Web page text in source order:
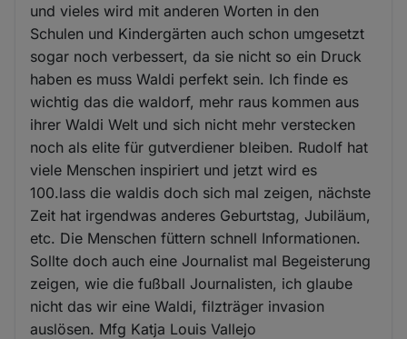
und vieles wird mit anderen Worten in den
Schulen und Kindergärten auch schon umgesetzt
sogar noch verbessert, da sie nicht so ein Druck
haben es muss Waldi perfekt sein. Ich finde es
wichtig das die waldorf, mehr raus kommen aus
ihrer Waldi Welt und sich nicht mehr verstecken
noch als elite für gutverdiener bleiben. Rudolf hat
viele Menschen inspiriert und jetzt wird es
100.lass die waldis doch sich mal zeigen, nächste
Zeit hat irgendwas anderes Geburtstag, Jubiläum,
etc. Die Menschen füttern schnell Informationen.
Sollte doch auch eine Journalist mal Begeisterung
zeigen, wie die fußball Journalisten, ich glaube
nicht das wir eine Waldi, filzträger invasion
auslösen. Mfg Katja Louis Vallejo